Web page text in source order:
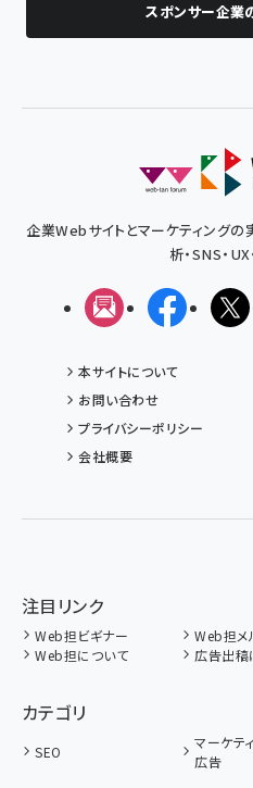
スポンサー企業
企業Webサイトとマーケティングの
析・SNS・
メルマガ
本サイトについて
お問い合わせ
プライバシーポリシー
会社概要
注目リンク
Web担ビギナー Web担メ
Web担について
広告出稿
カテゴリ
SEO
マーケテ
広告